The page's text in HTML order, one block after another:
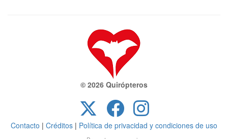
© 2026 Quirópteros
Contacto | Créditos | Política de privacidad y condiciones de uso